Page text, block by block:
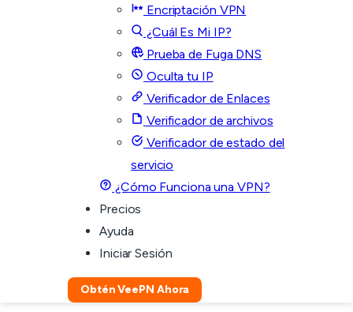
Encriptación VPN
¿Cuál Es Mi IP?
Prueba de Fuga DNS
Oculta tu IP
Verificador de Enlaces
Verificador de archivos
Verificador de estado del
servicio
¿Cómo Funciona una VPN?
Precios
Ayuda
Iniciar Sesión
Obtén VeePN Ahora